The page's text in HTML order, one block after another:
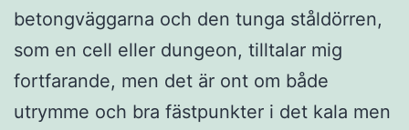
betongväggarna och den tunga ståldörren,
som en cell eller dungeon, tilltalar mig
fortfarande, men det är ont om både
utrymme och bra fästpunkter i det kala men